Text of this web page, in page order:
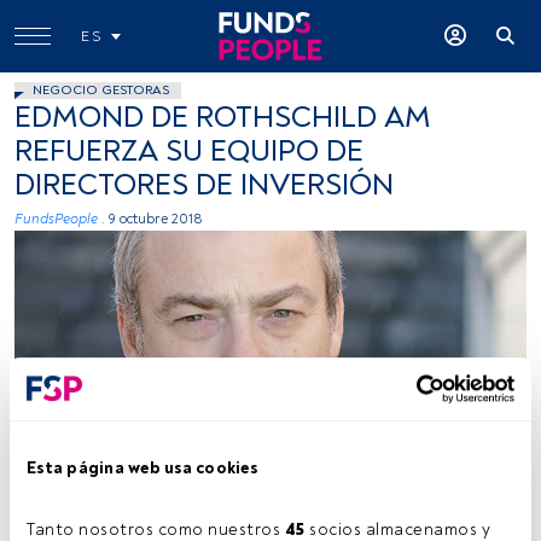
Esta página web usa cookies
Tanto nosotros como nuestros 45 socios almacenamos y
ES
NEGOCIO GESTORAS
EDMOND DE ROTHSCHILD AM
REFUERZA SU EQUIPO DE
DIRECTORES DE INVERSIÓN
FundsPeople . 9 octubre 2018
Tiempo lectura:1 min.